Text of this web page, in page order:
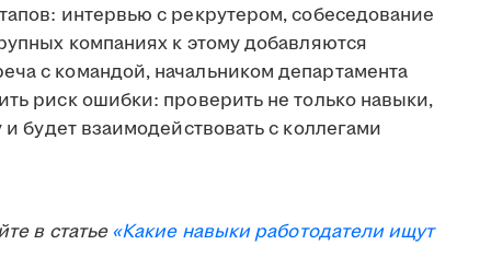
интервью с рекрутером, собеседование
компаниях к этому добавляются
с командой, начальником департамента
риск ошибки: проверить не только навыки,
будет взаимодействовать с коллегами
в статье«Какие навыки работодатели ищут